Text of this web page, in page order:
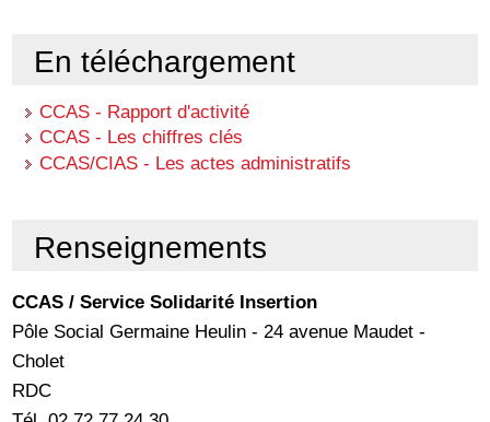
En téléchargement
CCAS - Rapport d'activité
CCAS - Les chiffres clés
CCAS/CIAS - Les actes administratifs
Renseignements
CCAS / Service Solidarité Insertion
Pôle Social Germaine Heulin - 24 avenue Maudet -
Cholet
RDC